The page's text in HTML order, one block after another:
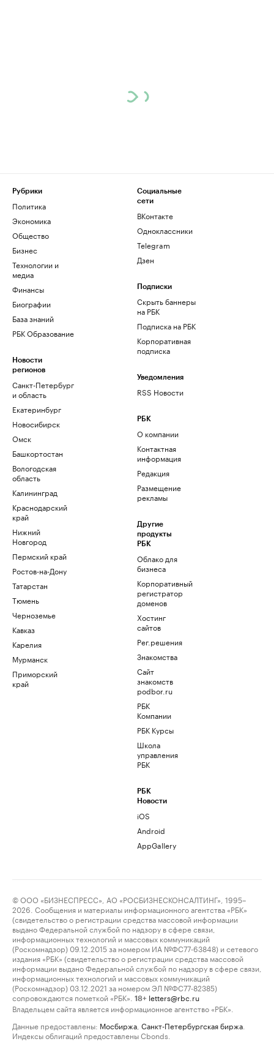
Рубрики
Политика
Экономика
Общество
Бизнес
Технологии и
медиа
Финансы
Биографии
База знаний
РБК Образование
Новости
регионов
Санкт-Петербург
и область
Екатеринбург
Новосибирск
Омск
Башкортостан
Вологодская
область
Калининград
Краснодарский
край
Нижний
Новгород
Пермский край
Ростов-на-Дону
Татарстан
Тюмень
Черноземье
Кавказ
Карелия
Мурманск
Приморский
край
Социальные
сети
ВКонтакте
Одноклассники
Telegram
Дзен
Подписки
Скрыть баннеры
на РБК
Подписка на РБК
Корпоративная
подписка
Уведомления
RSS Новости
РБК
О компании
Контактная
информация
Редакция
Размещение
рекламы
Другие
продукты
РБК
Облако для
бизнеса
Корпоративный
регистратор
доменов
Хостинг
сайтов
Рег.решения
Знакомства
Сайт
знакомств
podbor.ru
РБК
Компании
РБК Курсы
Школа
управления
РБК
РБК
Новости
iOS
Android
AppGallery
© ООО «БИЗНЕСПРЕСС», АО «РОСБИЗНЕСКОНСАЛТИНГ», 1995–
2026. Сообщения и материалы информационного агентства «РБК»
(свидетельство о регистрации средства массовой информации
выдано Федеральной службой по надзору в сфере связи,
информационных технологий и массовых коммуникаций
(Роскомнадзор) 09.12.2015 за номером ИА №ФС77-63848) и сетевого
издания «РБК» (свидетельство о регистрации средства массовой
информации выдано Федеральной службой по надзору в сфере связи,
информационных технологий и массовых коммуникаций
(Роскомнадзор) 03.12.2021 за номером ЭЛ №ФС77-82385)
сопровождаются пометкой «РБК».
18+ letters@rbc.ru
Владельцем сайта является информационное агентство «РБК».
Данные предоставлены: Мосбиржа Санкт-Петербургская биржа
Индексы облигаций предоставлены Cbonds.